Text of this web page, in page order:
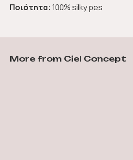
Ποιότητα: 100% silky pes
More from Ciel Concept